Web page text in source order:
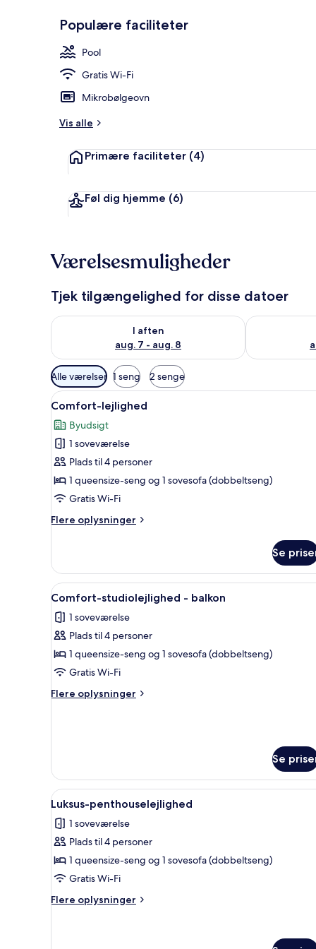
Populære faciliteter
Pool
Gratis Wi-Fi
Mikrobølgeovn
Vis alle
Primære faciliteter (4)
Føl dig hjemme (6)
Værelsesmuligheder
Tjek tilgængelighed for disse datoer
I aften
aug. 7 - aug. 8
Tjek tilgængelighed for i aften aug. 7 - aug. 8
Tjek
Tilgængelige
filtre
for
værelser
Alle værelser 1 seng 2 senge
Indlæs
alle
billeder
af
Comfort-
lejlighed
23
Comfort-lejlighed
Byudsigt
1 soveværelse
Plads til 4 personer
1 queensize-seng og 1 sovesofa (dobbeltseng)
Gratis Wi-Fi
Flere oplysninger
Flere
lejlighed
Se
Indlæs
alle
billeder
af
Comfort-
studiolejlighed
-
balkon
18
Comfort-studiolejlighed - balkon
1 soveværelse
Plads til 4 personer
1 queensize-seng og 1 sovesofa (dobbeltseng)
Gratis Wi-Fi
Flere oplysninger
Flere
balkon
Se
Indlæs
alle
billeder
af
Luksus-
penthouselejlighed
10
Luksus-penthouselejlighed
1 soveværelse
Plads til 4 personer
1 queensize-seng og 1 sovesofa (dobbeltseng)
Gratis Wi-Fi
Flere oplysninger
Flere